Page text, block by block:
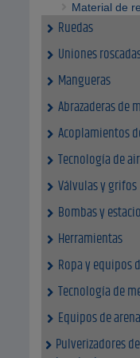
Material de
Ruedas
Uniones
Mangueras
Abrazaderas de
Acoplamientos
Tecnología de
Válvulas y grifos
Bombas y
Herramientas
Ropa y equipos
Tecnología de
Equipos de
Pulverizadores